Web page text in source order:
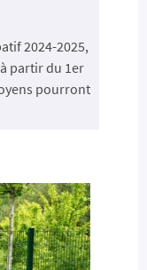
2024-2025,
partir du 1er
pourront